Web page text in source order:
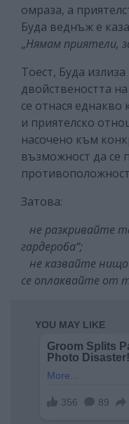
омраза, а
Буда веднъж е
„Нямам приятели,
Тоест, Буда
двойствеността
се отнася
и приятелско
насочено към
възможност да се
Затова:
не разкривайте
гардероба“;
не казвайте нищо
се оплаквайте от